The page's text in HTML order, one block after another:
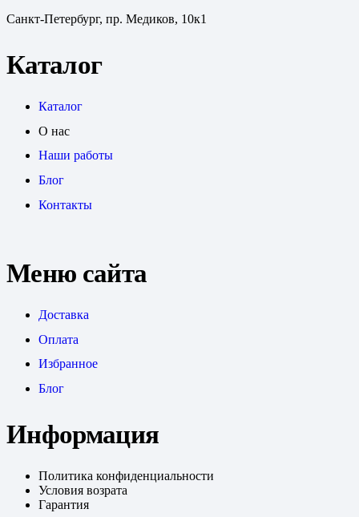
Санкт-Петербург, пр. Медиков, 10к1
Каталог
Каталог
О нас
Наши работы
Блог
Контакты
Меню сайта
Доставка
Оплата
Избранное
Блог
Информация
Политика конфиденциальности
Условия возрата
Гарантия